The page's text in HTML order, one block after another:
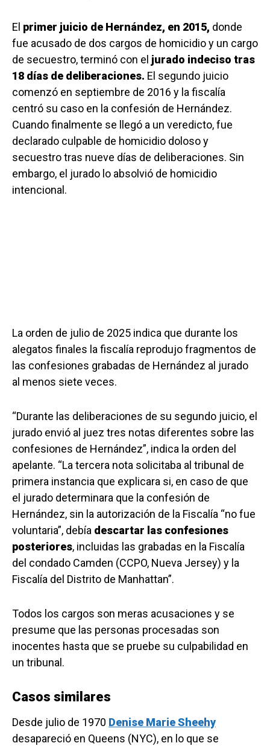
El primer juicio de Hernández, en 2015, donde
fue acusado de dos cargos de homicidio y un cargo
de secuestro, terminó con el jurado indeciso tras
18 días de deliberaciones. El segundo juicio
comenzó en septiembre de 2016 y la fiscalía
centró su caso en la confesión de Hernández.
Cuando finalmente se llegó a un veredicto, fue
declarado culpable de homicidio doloso y
secuestro tras nueve días de deliberaciones. Sin
embargo, el jurado lo absolvió de homicidio
intencional.
La orden de julio de 2025 indica que durante los
alegatos finales la fiscalía reprodujo fragmentos de
las confesiones grabadas de Hernández al jurado
al menos siete veces.
“Durante las deliberaciones de su segundo juicio, el
jurado envió al juez tres notas diferentes sobre las
confesiones de Hernández”, indica la orden del
apelante. “La tercera nota solicitaba al tribunal de
primera instancia que explicara si, en caso de que
el jurado determinara que la confesión de
Hernández, sin la autorización de la Fiscalía “no fue
voluntaria”, debía descartar las confesiones
posteriores, incluidas las grabadas en la Fiscalía
del condado Camden (CCPO, Nueva Jersey) y la
Fiscalía del Distrito de Manhattan”.
Todos los cargos son meras acusaciones y se
presume que las personas procesadas son
inocentes hasta que se pruebe su culpabilidad en
un tribunal.
Casos similares
Desde julio de 1970 Denise Marie Sheehy
desapareció en Queens (NYC), en lo que se